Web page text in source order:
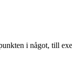
i något, till